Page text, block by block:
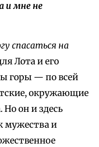
и мне не
спасаться на
Лота и его
горы — по всей
окружающие
Но он и здесь
мужества и